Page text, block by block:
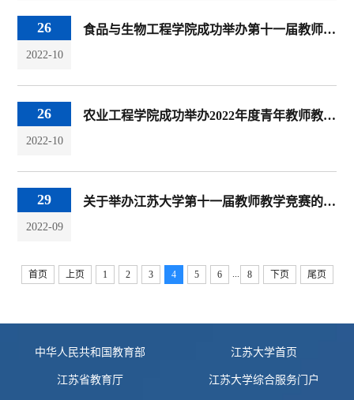
26
2022-10
食品与生物工程学院成功举办第十一届教师教学竞赛
26
2022-10
农业工程学院成功举办2022年度青年教师教学大赛
29
2022-09
关于举办江苏大学第十一届教师教学竞赛的通知
首页 上页 1 2 3 4 5 6 8 下页 尾页
中华人民共和国教育部 江苏大学首页
江苏省教育厅 江苏大学综合服务门户